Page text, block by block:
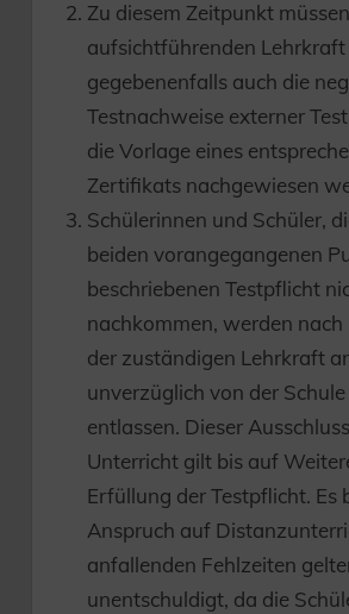
Zu diesem Zeitpunkt
aufsichtführenden Lehrkraft
gegebenenfalls auch die
Testnachweise externer
die Vorlage eines
Zertifikats nachgewiesen
Schülerinnen und Schüler,
beiden vorangegangenen
beschriebenen Testpflicht
nachkommen, werden
der zuständigen Lehrkraft
unverzüglich von der
entlassen. Dieser
Unterricht gilt bis auf
Erfüllung der Testpflicht. Es
Anspruch auf
anfallenden Fehlzeiten
unentschuldigt, da die